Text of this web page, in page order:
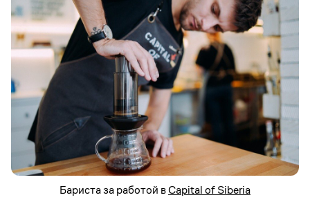
Бариста за работой вCapital of Siberia